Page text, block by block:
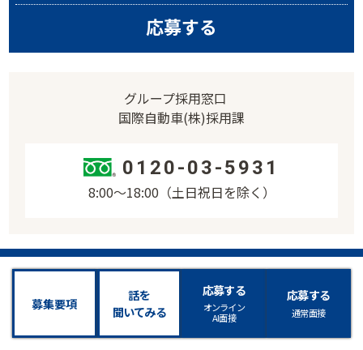
応募する
グループ採用窓口
国際自動車(株)採用課
0120-03-5931
8:00〜18:00（土日祝日を除く）
募集要項
話を
聞いてみる
応募する
オンライン
AI面接
応募する
通常面接